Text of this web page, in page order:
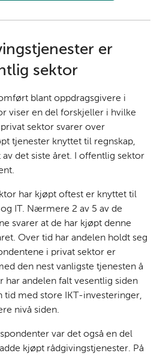
er
sektor
blant oppdragsgivere i
viser en del forskjeller i hvilke
sektor svarer over
tjenester knyttet til regnskap,
det siste året. I offentlig sektor
har kjøpt oftest er knyttet til
IT. Nærmere 2 av 5 av de
svarer at de har kjøpt denne
Over tid har andelen holdt seg
i privat sektor er
den nest vanligste tjenesten å
har andelen falt vesentlig siden
tid med store IKT-investeringer,
nivå siden.
var det også en del
kjøpt rådgivingstjenester. På